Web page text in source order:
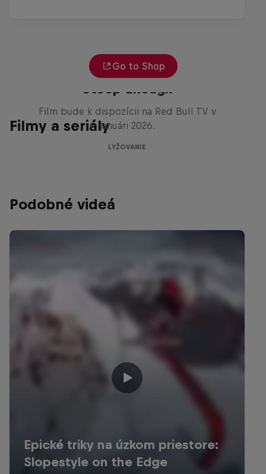
Go to Shop
Filmy a seriály
Zjazdári: Ain’t No Mountain
Steep Enough
Film bude k dispozícii na Red Bull TV v
januári 2026.
LYŽOVANIE
Podobné videá